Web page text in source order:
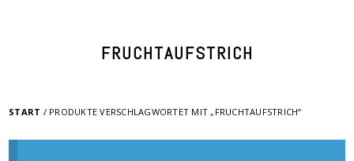
FRUCHTAUFSTRICH
START / PRODUKTE VERSCHLAGWORTET MIT „FRUCHTAUFSTRICH“